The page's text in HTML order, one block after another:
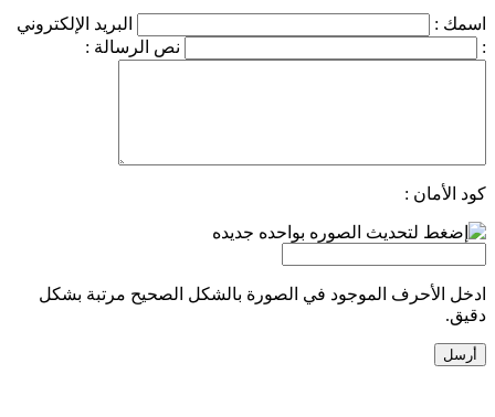
اسمك :
البريد الإلكتروني
:
نص الرسالة :
كود الأمان :
ادخل الأحرف الموجود في الصورة بالشكل الصحيح مرتبة بشكل
دقيق.